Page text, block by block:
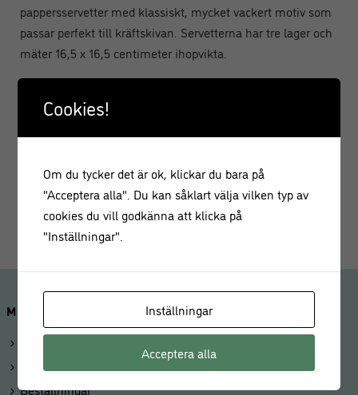
pappersservetter med klassiskt, mycket vackert motiv som
passar perfekt till kräftskivan. Servetterna har tre lager och
mäter 16,5 x 16,5 centimeter ihopvikta.
Mått: 33 x 33 cm
MINA SIDOR
Logga in
Mitt konto
Beställningar
Cookies!
Om du tycker det är ok, klickar du bara på
"Acceptera alla". Du kan såklart välja vilken typ av
cookies du vill godkänna att klicka på
"Inställningar".
Inställningar
Acceptera alla